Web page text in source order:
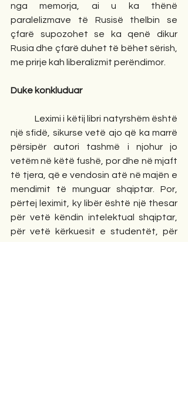
nga memorja, ai u ka thënë
paralelizmave të Rusisë thelbin se
çfarë supozohet se ka qenë dikur
Rusia dhe çfarë duhet të bëhet sërish,
me prirje kah liberalizmit perëndimor.
Duke konkluduar
Leximi i këtij libri natyrshëm është
një sfidë, sikurse vetë ajo që ka marrë
përsipër autori tashmë i njohur jo
vetëm në këtë fushë, por dhe në mjaft
të tjera, që e vendosin atë në majën e
mendimit të munguar shqiptar. Por,
përtej leximit, ky libër është një thesar
për vetë këndin intelektual shqiptar,
për vetë kërkuesit e studentët, për